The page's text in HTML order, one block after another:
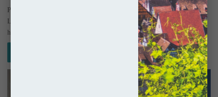
Położona w kraju związkowym Szlezwik-Holsztyn Lubeka (niem.
Lübeck) to prawdziwa legenda stworzona przez nadbałtycką unię
handlową, której przewodniczyła. Świadectwem jej…